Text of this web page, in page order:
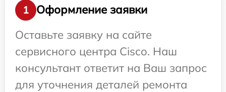
1
Оформление заявки
Оставьте заявку на сайте
сервисного центра Cisco. Наш
консультант ответит на Ваш запрос
для уточнения деталей ремонта